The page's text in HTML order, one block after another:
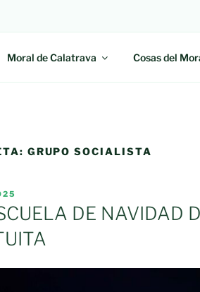
Moral de Calatrava Cosas del
GRUPO SOCIALISTA
DE NAVIDAD